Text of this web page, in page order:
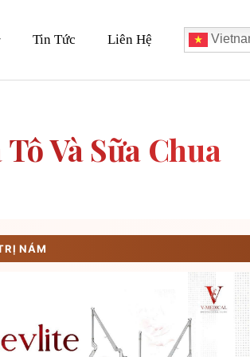
Tin Tức Liên Hệ
Và Sữa Chua
NÁM